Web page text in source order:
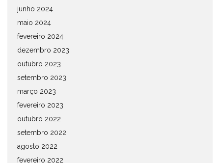
junho 2024
maio 2024
fevereiro 2024
dezembro 2023
outubro 2023
setembro 2023
março 2023
fevereiro 2023
outubro 2022
setembro 2022
agosto 2022
fevereiro 2022